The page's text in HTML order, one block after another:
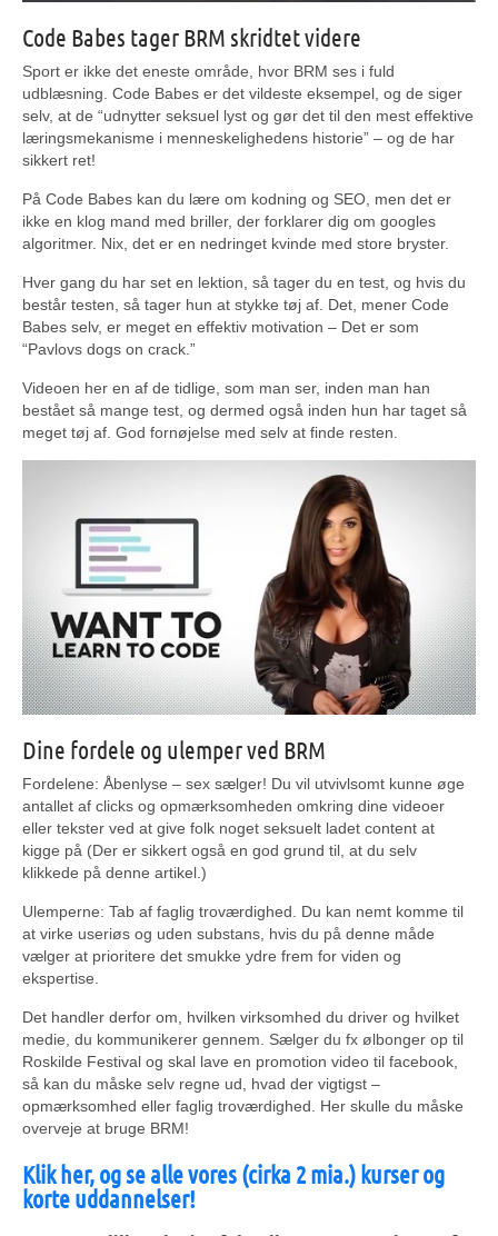
Code Babes tager BRM skridtet videre
Sport er ikke det eneste område, hvor BRM ses i fuld
udblæsning. Code Babes er det vildeste eksempel, og de siger
selv, at de “udnytter seksuel lyst og gør det til den mest effektive
læringsmekanisme i menneskelighedens historie” – og de har
sikkert ret!
På Code Babes kan du lære om kodning og SEO, men det er
ikke en klog mand med briller, der forklarer dig om googles
algoritmer. Nix, det er en nedringet kvinde med store bryster.
Hver gang du har set en lektion, så tager du en test, og hvis du
består testen, så tager hun at stykke tøj af. Det, mener Code
Babes selv, er meget en effektiv motivation – Det er som
“Pavlovs dogs on crack.”
Videoen her en af de tidlige, som man ser, inden man han
bestået så mange test, og dermed også inden hun har taget så
meget tøj af. God fornøjelse med selv at finde resten.
Dine fordele og ulemper ved BRM
Fordelene: Åbenlyse – sex sælger! Du vil utvivlsomt kunne øge
antallet af clicks og opmærksomheden omkring dine videoer
eller tekster ved at give folk noget seksuelt ladet content at
kigge på (Der er sikkert også en god grund til, at du selv
klikkede på denne artikel.)
Ulemperne: Tab af faglig troværdighed. Du kan nemt komme til
at virke useriøs og uden substans, hvis du på denne måde
vælger at prioritere det smukke ydre frem for viden og
ekspertise.
Det handler derfor om, hvilken virksomhed du driver og hvilket
medie, du kommunikerer gennem. Sælger du fx ølbonger op til
Roskilde Festival og skal lave en promotion video til facebook,
så kan du måske selv regne ud, hvad der vigtigst –
opmærksomhed eller faglig troværdighed. Her skulle du måske
overveje at bruge BRM!
Klik her, og se alle vores (cirka 2 mia.) kurser og
korte uddannelser!